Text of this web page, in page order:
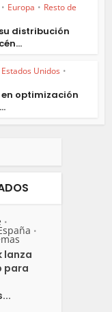
• Europa • Resto de
distribución
Estados Unidos •
optimización
•
•
lanza
para